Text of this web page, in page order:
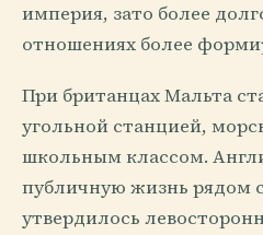
империя, зато более
отношениях более
При британцах Мальта
угольной станцией,
школьным классом.
публичную жизнь рядом
утвердилось